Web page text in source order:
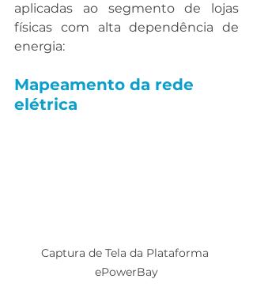
aplicadas ao segmento de lojas
físicas com alta dependência de
energia:
Mapeamento da rede
elétrica
Captura de Tela da Plataforma
ePowerBay